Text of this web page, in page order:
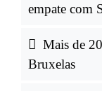
empate com
Mais de
Bruxelas